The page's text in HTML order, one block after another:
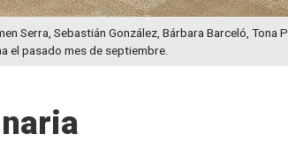
Serra, Sebastián González, Bárbara Barceló, Tona
el pasado mes de septiembre.